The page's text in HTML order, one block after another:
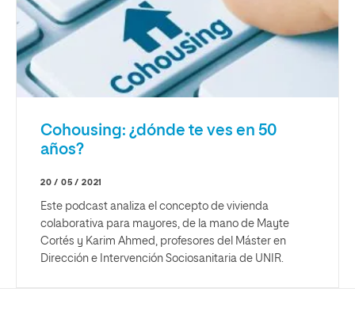
Cohousing: ¿dónde te ves en 50
años?
20 / 05 / 2021
Este podcast analiza el concepto de vivienda
colaborativa para mayores, de la mano de Mayte
Cortés y Karim Ahmed, profesores del Máster en
Dirección e Intervención Sociosanitaria de UNIR.